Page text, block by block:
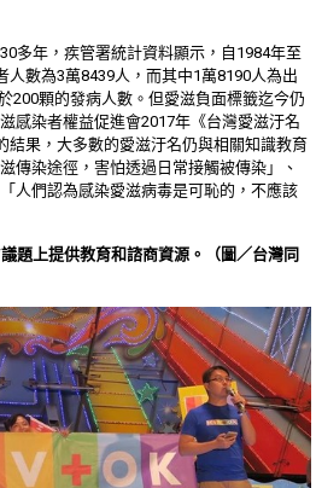
多年，疾管署統計資料顯示，自1984年至
人數為3萬8439人，而其中1萬8190人為出
200顆的發病人數。但愛滋負面標籤迄今仍
感染者權益促進會2017年《台灣愛滋汙名
結果，大多數的愛滋汙名仍與相關知識教育
傳染途徑，害怕透過日常接觸被傳染」、
人們認為感染愛滋病毒是可恥的，不應該
題上提供教育和諮商資源。（圖／台灣同